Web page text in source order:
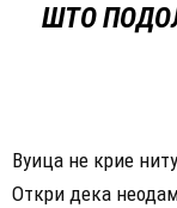
ШТО
Вуица не крие
Откри дека